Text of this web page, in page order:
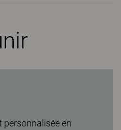
personnalisée en